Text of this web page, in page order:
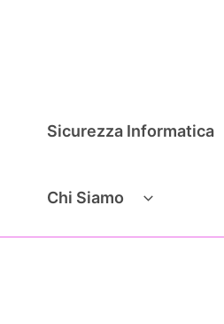
Sicurezza Informatica
Chi Siamo